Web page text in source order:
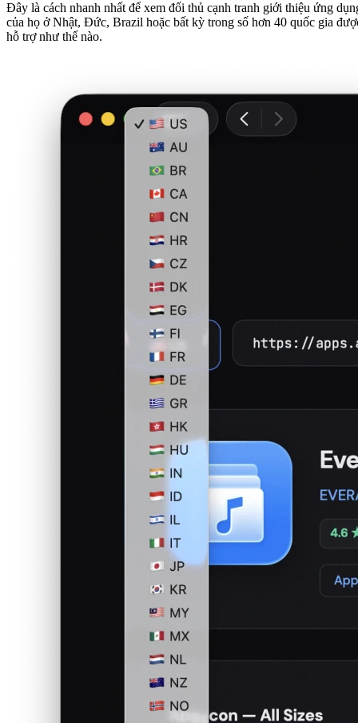
Đây là cách nhanh nhất để xem đối thủ cạnh tranh giới thiệu ứng
của họ ở Nhật, Đức, Brazil hoặc bất kỳ trong số hơn 40 quốc gia
hỗ trợ như thế nào.